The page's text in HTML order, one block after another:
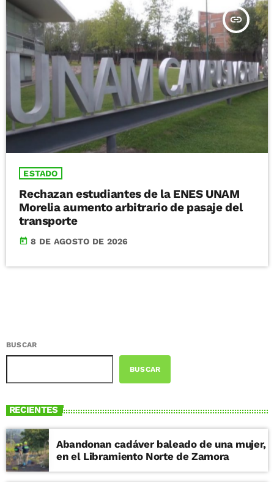
insert_link
ESTADO
Rechazan estudiantes de la ENES UNAM
Morelia aumento arbitrario de pasaje del
transporte
today 8 DE AGOSTO DE 2026
BUSCAR
BUSCAR
RECIENTES
Abandonan cadáver baleado de una mujer,
en el Libramiento Norte de Zamora